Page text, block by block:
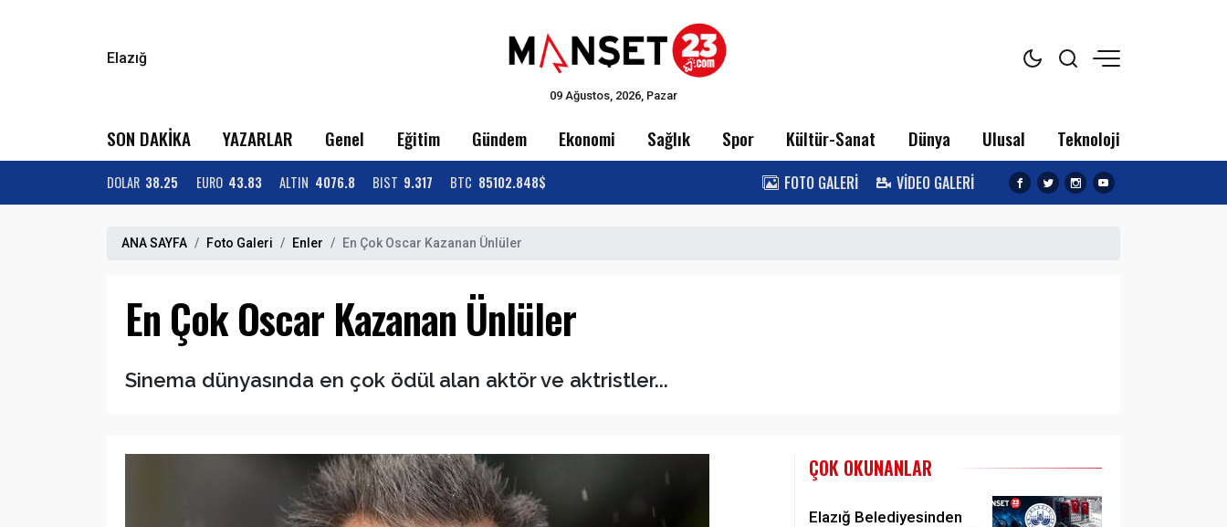
Elazığ
09 Ağustos, 2026, Pazar
SON DAKİKA YAZARLAR Genel Eğitim Gündem Ekonomi Sağlık Spor Kültür-Sanat Dünya Ulusal Teknoloji
DOLAR 38.25 EURO 43.83 ALTIN 4076.8 BIST 9.317 BTC 85102.848$ FOTO GALERİ VİDEO GALERİ
ANA SAYFA Foto Galeri Enler En Çok Oscar Kazanan Ünlüler
En Çok Oscar Kazanan Ünlüler
Sinema dünyasında en çok ödül alan aktör ve aktristler...
ÇOK OKUNANLAR
Elazığ Belediyesinden